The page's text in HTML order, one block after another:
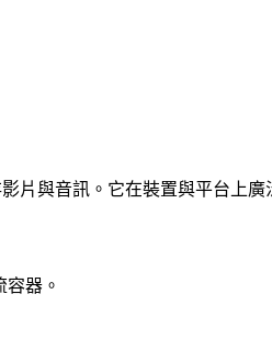
片與音訊。它在裝置與平台上廣
器。